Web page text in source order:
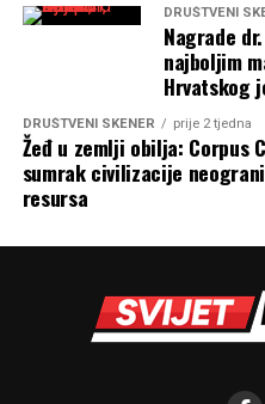
DRUŠTVENI
Nagrade
najboljim
Hrvatskog
DRUŠTVENI SKENER prije 2 tjedna
Žeđ u zemlji obilja: Corpus
sumrak civilizacije
resursa